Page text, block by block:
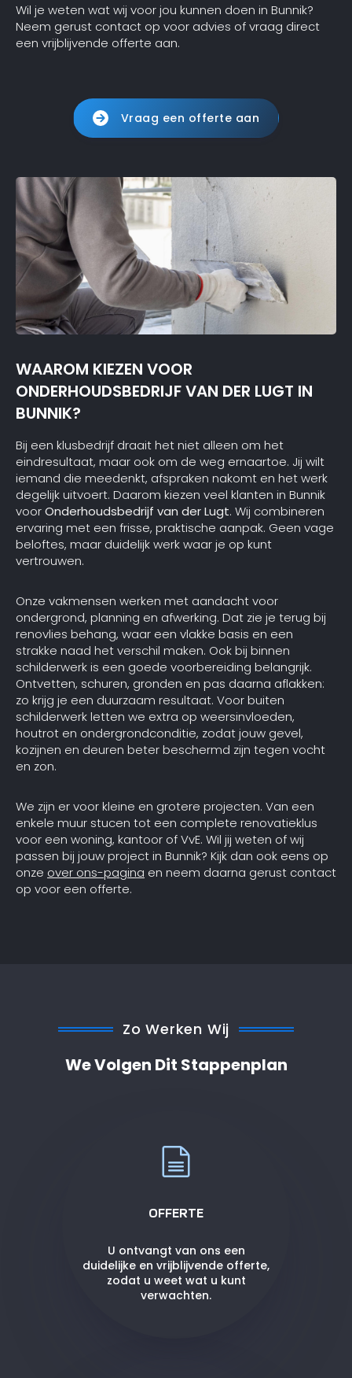
Wil je weten wat wij voor jou kunnen doen in Bunnik?
Neem gerust contact op voor advies of vraag direct
een vrijblijvende offerte aan.
Vraag een offerte aan
WAAROM KIEZEN VOOR
ONDERHOUDSBEDRIJF VAN DER LUGT IN
BUNNIK?
Bij een klusbedrijf draait het niet alleen om het
eindresultaat, maar ook om de weg ernaartoe. Jij wilt
iemand die meedenkt, afspraken nakomt en het werk
degelijk uitvoert. Daarom kiezen veel klanten in Bunnik
voorOnderhoudsbedrijf van der Lugt. Wij combineren
ervaring met een frisse, praktische aanpak. Geen vage
beloftes, maar duidelijk werk waar je op kunt
vertrouwen.
Onze vakmensen werken met aandacht voor
ondergrond, planning en afwerking. Dat zie je terug bij
renovlies behang, waar een vlakke basis en een
strakke naad het verschil maken. Ook bij binnen
schilderwerk is een goede voorbereiding belangrijk.
Ontvetten, schuren, gronden en pas daarna aflakken:
zo krijg je een duurzaam resultaat. Voor buiten
schilderwerk letten we extra op weersinvloeden,
houtrot en ondergrondconditie, zodat jouw gevel,
kozijnen en deuren beter beschermd zijn tegen vocht
en zon.
We zijn er voor kleine en grotere projecten. Van een
enkele muur stucen tot een complete renovatieklus
voor een woning, kantoor of VvE. Wil jij weten of wij
passen bij jouw project in Bunnik? Kijk dan ook eens op
onze over ons-pagina en neem daarna gerust contact
op voor een offerte.
Zo Werken Wij
We Volgen Dit Stappenplan
OFFERTE
U ontvangt van ons een
duidelijke en vrijblijvende offerte,
zodat u weet wat u kunt
verwachten.